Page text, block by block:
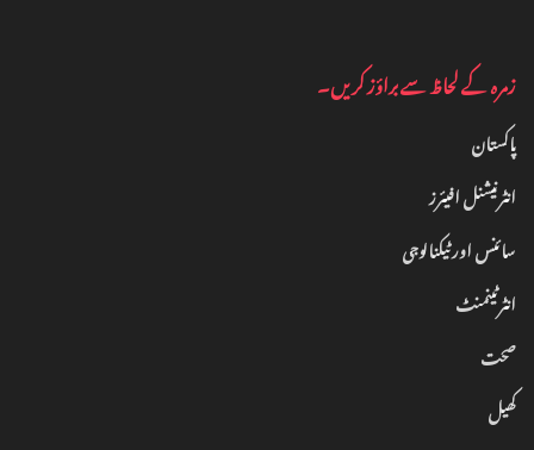
زمرہ کے لحاظ سے براؤز کریں۔
پاکستان
انٹرنیشنل افیئرز
سائنس اور ٹیکنالوجی
انٹرٹینمنٹ‎
صحت
کھیل